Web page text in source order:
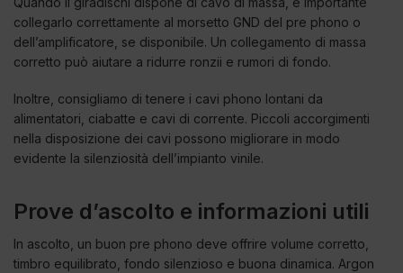
collegarlo correttamente al morsetto GND del pre phono o
dell’amplificatore, se disponibile. Un collegamento di massa
corretto può aiutare a ridurre ronzii e rumori di fondo.
Inoltre, consigliamo di tenere i cavi phono lontani da
alimentatori, ciabatte e cavi di corrente. Piccoli accorgimenti
nella disposizione dei cavi possono migliorare in modo
evidente la silenziosità dell’impianto vinile.
Prove d’ascolto e informazioni utili
In ascolto, un buon pre phono deve offrire volume corretto,
timbro equilibrato, fondo silenzioso e buona dinamica. Argon